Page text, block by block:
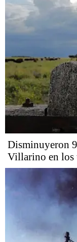
Disminuyeron
Villarino en los